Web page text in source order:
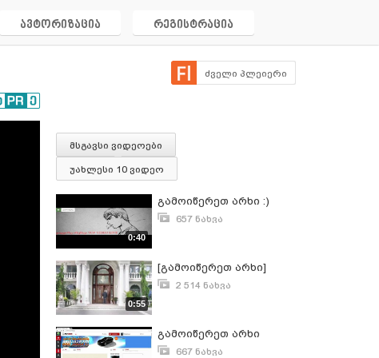
ავტორიზაცია რეგისტრაცია
ძველი პლეიერი
მსგავსი ვიდეოები
უახლესი 10 ვიდეო
0:40
გამოიწერეთ არხი :)
657 ნახვა
0:55
[გამოიწერეთ არხი]
2 514 ნახვა
გამოიწერეთ არხი
667 ნახვა